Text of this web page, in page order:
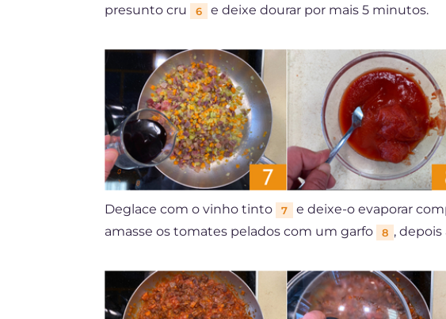
presunto cru
6 e deixe dourar por mais 5 minutos.
Deglace com o vinho tinto 7
e deixe-o evaporar
amasse os tomates pelados com um garfo
8 ,